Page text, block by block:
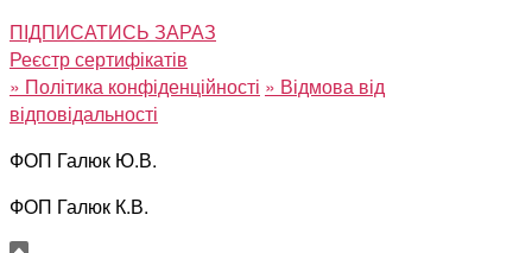
ПІДПИСАТИСЬ ЗАРАЗ
Реєстр сертифікатів
» Політика конфіденційності » Відмова від
відповідальності
ФОП Галюк Ю.В.
ФОП Галюк К.В.